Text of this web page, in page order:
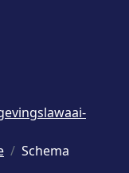
Schema